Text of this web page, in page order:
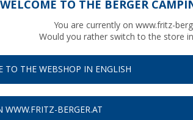
WELCOME TO THE BERGER
You are currently on www.fritz-
Would you rather switch to the store in
TO THE WEBSHOP IN ENGLISH
WWW.FRITZ-BERGER.AT